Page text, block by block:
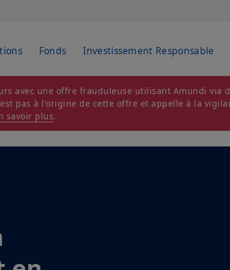
Fonds Investissement Responsable
avec une offre frauduleuse utilisant Amundi via
pas à l'origine de cette offre et appelle à la
savoir plus.